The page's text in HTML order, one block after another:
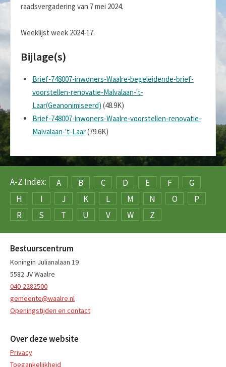
raadsvergadering van 7 mei 2024.
Weeklijst week 2024-17.
Bijlage(s)
Brief-748007-inwoners-Waalre-begeleidende-brief-
voorstellen-renovatie-Malvalaan-'t-
Laar(Geanonimiseerd) (48.9K)
Brief-748007-inwoners-Waalre-voorstellen-renovatie-
Malvalaan-'t-Laar(79.6K)
A-Z Index: A B C D E F
G
H
I J K L M N O
P
R
S T U V W Z
Bestuurscentrum
Koningin Julianalaan 19
5582 JV Waalre
040-2282500
gemeente@waalre.nl
Openingstijden en contact
Over deze website
Privacy
Toegankelijkheid